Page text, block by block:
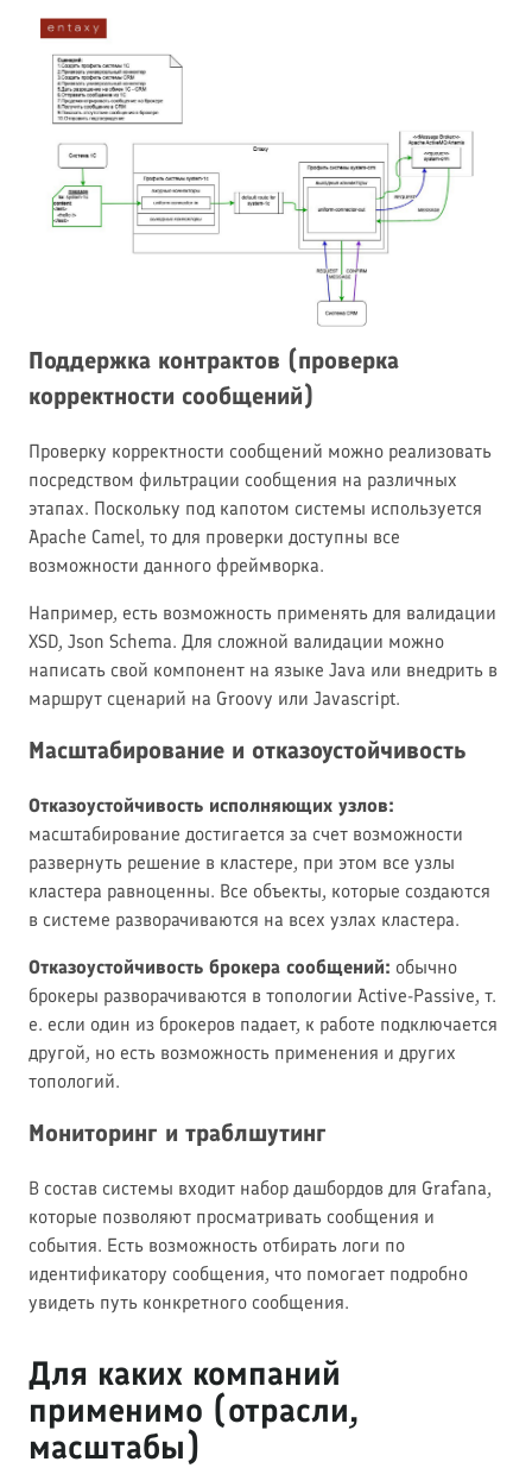
Поддержка контрактов (проверка
корректности сообщений)
Проверку корректности сообщений можно реализовать
посредством фильтрации сообщения на различных
этапах. Поскольку под капотом системы используется
Apache Camel, то для проверки доступны все
возможности данного фреймворка.
Например, есть возможность применять для валидации
XSD, Json Schema. Для сложной валидации можно
написать свой компонент на языке Java или внедрить в
маршрут сценарий на Groovy или Javascript.
Масштабирование и отказоустойчивость
Отказоустойчивость исполняющих узлов:
масштабирование достигается за счет возможности
развернуть решение в кластере, при этом все узлы
кластера равноценны. Все объекты, которые создаются
в системе разворачиваются на всех узлах кластера.
Отказоустойчивость брокера сообщений: обычно
брокеры разворачиваются в топологии Active-Passive, т.
е. если один из брокеров падает, к работе подключается
другой, но есть возможность применения и других
топологий.
Мониторинг и траблшутинг
В состав системы входит набор дашбордов для Grafana,
которые позволяют просматривать сообщения и
события. Есть возможность отбирать логи по
идентификатору сообщения, что помогает подробно
увидеть путь конкретного сообщения.
Для каких компаний
применимо (отрасли,
масштабы)